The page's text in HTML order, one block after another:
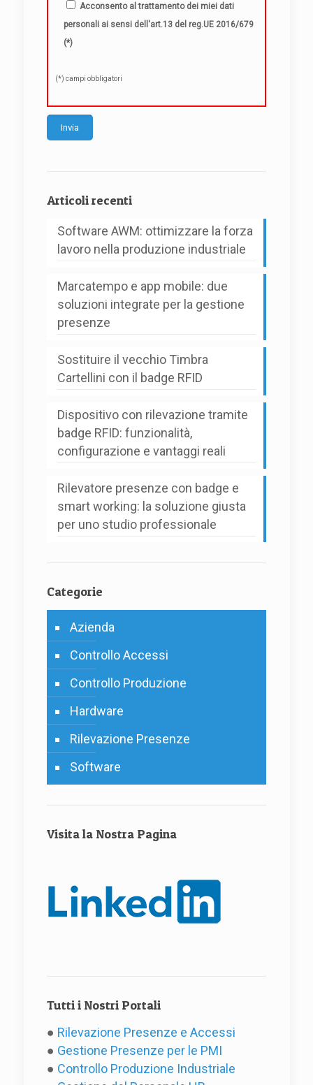
Acconsento al trattamento dei miei dati
personali ai sensi dell'art.13 del reg.UE 2016/679
(*)
(*) campi obbligatori
Articoli recenti
Software AWM: ottimizzare la forza
lavoro nella produzione industriale
Marcatempo e app mobile: due
soluzioni integrate per la gestione
presenze
Sostituire il vecchio Timbra
Cartellini con il badge RFID
Dispositivo con rilevazione tramite
badge RFID: funzionalità,
configurazione e vantaggi reali
Rilevatore presenze con badge e
smart working: la soluzione giusta
per uno studio professionale
Categorie
Azienda
Controllo Accessi
Controllo Produzione
Hardware
Rilevazione Presenze
Software
Visita la Nostra Pagina
Tutti i Nostri Portali
● Rilevazione Presenze e Accessi
● Gestione Presenze per le PMI
● Controllo Produzione Industriale